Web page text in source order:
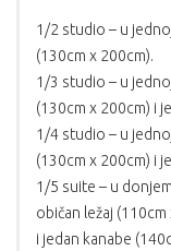
1/2 studio – u
(130cm x 200cm).
1/3 studio – u
(130cm x 200cm) i
1/4 studio – u
(130cm x 200cm) i
1/5 suite – u
običan ležaj
i jedan kanabe